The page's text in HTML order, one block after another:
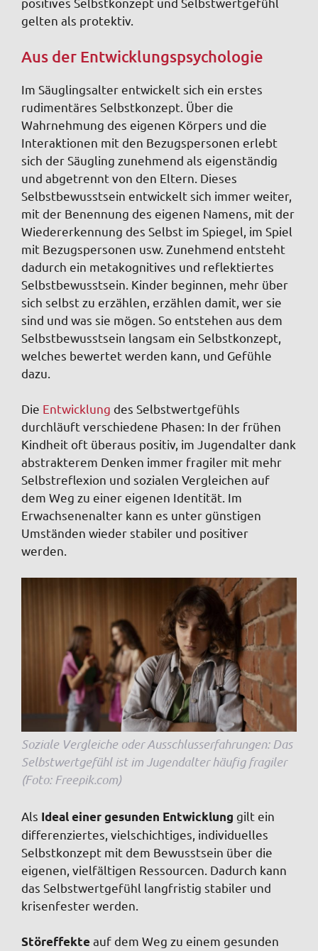
gelten als protektiv.
Aus der Entwicklungspsychologie
Im Säuglingsalter entwickelt sich ein erstes
rudimentäres Selbstkonzept. Über die
Wahrnehmung des eigenen Körpers und die
Interaktionen mit den Bezugspersonen erlebt
sich der Säugling zunehmend als eigenständig
und abgetrennt von den Eltern. Dieses
Selbstbewusstsein entwickelt sich immer weiter,
mit der Benennung des eigenen Namens, mit der
Wiedererkennung des Selbst im Spiegel, im Spiel
mit Bezugspersonen usw. Zunehmend entsteht
dadurch ein metakognitives und reflektiertes
Selbstbewusstsein. Kinder beginnen, mehr über
sich selbst zu erzählen, erzählen damit, wer sie
sind und was sie mögen. So entstehen aus dem
Selbstbewusstsein langsam ein Selbstkonzept,
welches bewertet werden kann, und Gefühle
dazu.
Die Entwicklung des Selbstwertgefühls
durchläuft verschiedene Phasen: In der frühen
Kindheit oft überaus positiv, im Jugendalter dank
abstrakterem Denken immer fragiler mit mehr
Selbstreflexion und sozialen Vergleichen auf
dem Weg zu einer eigenen Identität. Im
Erwachsenenalter kann es unter günstigen
Umständen wieder stabiler und positiver
werden.
Soziale Vergleiche oder Ausschlusserfahrungen: Das
Selbstwertgefühl ist im Jugendalter häufig fragiler
(Foto: Freepik.com)
Als Ideal einer gesunden Entwicklung gilt ein
differenziertes, vielschichtiges, individuelles
Selbstkonzept mit dem Bewusstsein über die
eigenen, vielfältigen Ressourcen. Dadurch kann
das Selbstwertgefühl langfristig stabiler und
krisenfester werden.
Störeffekteauf dem Weg zu einem gesunden